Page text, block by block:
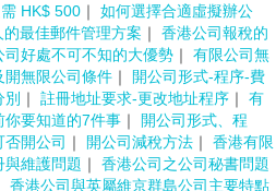
HK$ 500 ｜ 如何選擇合適虛擬辦公
最佳郵件管理方案 ｜ 香港公司報稅的
司好處不可不知的大優勢 ｜ 有限公司無
開無限公司條件 ｜ 開公司形式-程序-費
｜ 註冊地址要求-更改地址程序 ｜ 有
你要知道的7件事 ｜ 開公司形式、程
開公司 ｜ 開公司減稅方法 ｜ 香港有限
與維護問題 ｜ 香港公司之公司秘書問題
香港公司與英屬維京群島公司主要特點